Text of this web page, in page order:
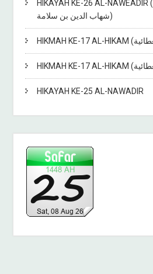
HIKAYAH KE-26 AL-NAWEADIR (للشيخ
شهاب الدين بن سلامة)
HIKAYAH KE-25 AL-NAWADIR